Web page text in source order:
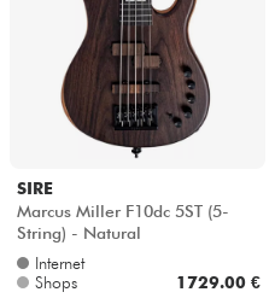
SIRE
Marcus Miller F10dc 5ST (5-
String) - Natural
Internet
Shops
1729.00 €